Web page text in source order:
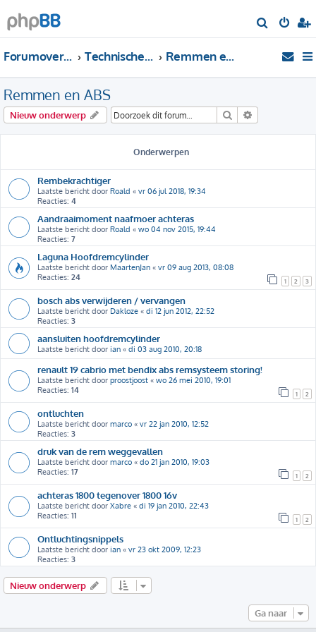
o
Forumoverzicht Technische Forums Remmen en ABS
Remmen en ABS
Nieuw onderwerp Zoek
Onderwerpen
Rembekrachtiger
Laatste bericht door Roald « vr 06 jul 2018, 19:34
Reacties: 4
Aandraaimoment naafmoer achteras
Laatste bericht door Roald « wo 04 nov 2015, 19:44
Reacties: 7
Laguna Hoofdremcylinder
Laatste bericht door MaartenJan « vr 09 aug 2013, 08:08
Reacties: 24 1 2 3
bosch abs verwijderen / vervangen
Laatste bericht door Dakloze « di 12 jun 2012, 22:52
Reacties: 3
aansluiten hoofdremcylinder
Laatste bericht door ian « di 03 aug 2010, 20:18
renault 19 cabrio met bendix abs remsysteem storing!
Laatste bericht door proostjoost « wo 26 mei 2010, 19:01
Reacties: 14 1 2
ontluchten
Laatste bericht door marco « vr 22 jan 2010, 12:52
Reacties: 3
druk van de rem weggevallen
Laatste bericht door marco « do 21 jan 2010, 19:03
Reacties: 17 1 2
achteras 1800 tegenover 1800 16v
Laatste bericht door Xabre « di 19 jan 2010, 22:43
Reacties: 11 1 2
Ontluchtingsnippels
Laatste bericht door ian « vr 23 okt 2009, 12:23
Reacties: 3
Nieuw onderwerp
Ga naar